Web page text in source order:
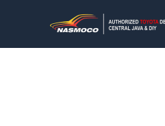
konten